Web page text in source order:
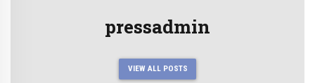
pressadmin
VIEW ALL POSTS